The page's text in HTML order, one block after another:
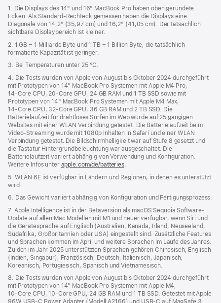
1. Die Displays des 14" und 16" MacBook Pro haben oben gerundete
Ecken. Als Standard-Rechteck gemessen haben die Displays eine
Diagonale von 14,2" (35,97 cm) und 16,2" (41,05 cm). Der tatsächlich
sichtbare Displaybereich ist kleiner.
2. 1 GB = 1 Milliarde Byte und 1 TB = 1 Billion Byte, die tatsächlich
formatierte Kapazität ist geringer.
3. Bei Temperaturen unter 25 °C.
4. Die Tests wurden von Apple von August bis Oktober 2024 durchgeführt
mit Prototypen von 14" MacBook Pro Systemen mit Apple M4 Pro,
14‑Core CPU, 20‑Core GPU, 24 GB RAM und 1 TB SSD sowie mit
Prototypen von 14" MacBook Pro Systemen mit Apple M4 Max,
14‑Core CPU, 32‑Core GPU, 36 GB RAM und 2 TB SSD. Die
Batterielaufzeit für drahtloses Surfen im Web wurde auf 25 gängigen
Websites mit einer WLAN Verbindung getestet. Die Batterielaufzeit beim
Video-Streaming wurde mit 1080p Inhalten in Safari und einer WLAN
Verbindung getestet. Die Bildschirmhelligkeit war auf Stufe 8 gesetzt und
die Tastatur Hintergrundbeleuchtung war ausgeschaltet. Die
Batterielaufzeit variiert abhängig von Verwendung und Konfiguration.
Weitere Infos unter apple.com/de/batteries.
5. WLAN 6E ist verfügbar in Ländern und Regionen, in denen es unterstützt
wird.
6. Das Gewicht variiert abhängig von Konfiguration und Fertigungsprozess.
7. Apple Intelligence ist in der Betaversion als macOS Sequoia Software-
Update auf allen Mac Modellen mit M1 und neuer verfügbar, wenn Siri und
die Gerätesprache auf Englisch (Australien, Kanada, Irland, Neuseeland,
Südafrika, Großbritannien oder USA) eingestellt sind. Zusätzliche Features
und Sprachen kommen im April und weitere Sprachen im Laufe des Jahres.
Zu den im Jahr 2025 unterstützten Sprachen gehören Chinesisch, Englisch
(Indien, Singapur), Französisch, Deutsch, Italienisch, Japanisch,
Koreanisch, Portugiesisch, Spanisch und Vietnamesisch.
8. Die Tests wurden von Apple von August bis Oktober 2024 durchgeführt
mit Prototypen von 14" MacBook Pro Systemen mit Apple M4,
10‑Core CPU, 10‑Core GPU, 24 GB RAM und 1 TB SSD. Getestet mit Apple